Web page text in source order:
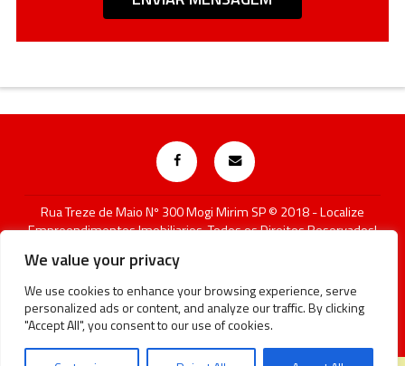
We value your privacy
We use cookies to enhance your browsing experience, serve
personalized ads or content, and analyze our traffic. By clicking
"Accept All", you consent to our use of cookies.
Rua Treze de Maio Nº 300 Mogi Mirim SP © 2018 - Localize
Empreendimentos Imobiliarios, Todos os Direitos Reservados!
sujeitos a alteração sem aviso prévio.
CRECI SP 41411-J